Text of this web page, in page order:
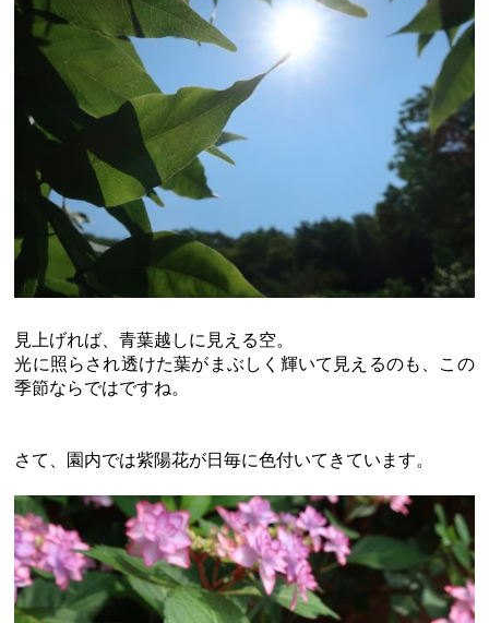
見上げれば、青葉越しに見える空。
光に照らされ透けた葉がまぶしく輝いて見えるのも、この
季節ならではですね。
さて、園内では紫陽花が日毎に色付いてきています。